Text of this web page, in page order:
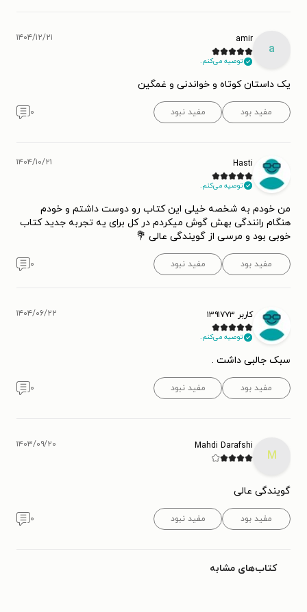
a
amir
توصیه می‌کنم.
۱۴۰۴/۱۲/۲۱
یک داستان کوتاه و خواندنی و غمگین
مفید بود مفید نبود ۰
Hasti
توصیه می‌کنم.
۱۴۰۴/۱۰/۲۱
من خودم به شخصه خیلی این کتاب رو دوست داشتم و خودم
هنگام رانندگی بهش گوش میکردم در کل برای یه تجربه جدید کتاب
خوبی بود و مرسی از گویندگی عالی 💐
مفید بود مفید نبود ۰
کاربر ۱۳۹۱۷۷۳
توصیه می‌کنم.
۱۴۰۴/۰۶/۲۲
سبک جالبی داشت .
مفید بود مفید نبود ۰
M
Mahdi Darafshi ۱۴۰۳/۰۹/۲۰
گویندگی عالی
مفید بود مفید نبود ۰
کتاب‌های مشابه